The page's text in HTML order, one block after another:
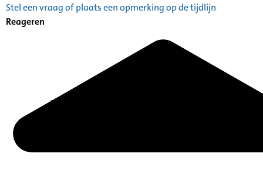
Stel een vraag of plaats een opmerking op de tijdlijn
Reageren